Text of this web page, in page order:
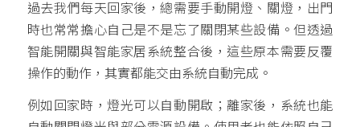
過去我們每天回家後，總需要手動開燈、關燈，出門
時也常常擔心自己是不是忘了關閉某些設備。但透過
智能開關與智能家居系統整合後，這些原本需要反覆
操作的動作，其實都能交由系統自動完成。
例如回家時，燈光可以自動開啟；離家後，系統也能